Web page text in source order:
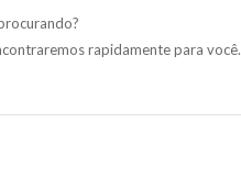
rapidamente para você.